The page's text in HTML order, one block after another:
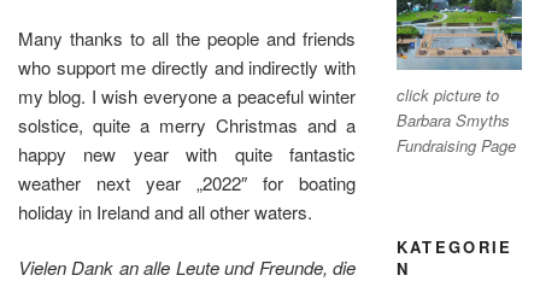
Many thanks to all the people and friends
who support me directly and indirectly with
my blog. I wish everyone a peaceful winter
solstice, quite a merry Christmas and a
happy new year with quite fantastic
weather next year „2022″ for boating
holiday in Ireland and all other waters.
Vielen Dank an alle Leute und Freunde, die
click picture to
Barbara Smyths
Fundraising Page
KATEGORIE
N